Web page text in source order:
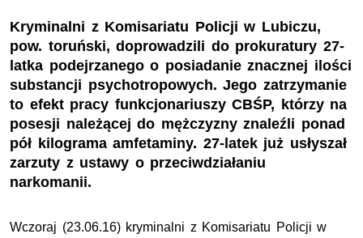
Kryminalni z Komisariatu Policji w Lubiczu,
pow. toruński, doprowadzili do prokuratury 27-
latka podejrzanego o posiadanie znacznej ilości
substancji psychotropowych. Jego zatrzymanie
to efekt pracy funkcjonariuszy CBŚP, którzy na
posesji należącej do mężczyzny znaleźli ponad
pół kilograma amfetaminy. 27-latek już usłyszał
zarzuty z ustawy o przeciwdziałaniu
narkomanii.
Wczoraj (23.06.16) kryminalni z Komisariatu Policji w